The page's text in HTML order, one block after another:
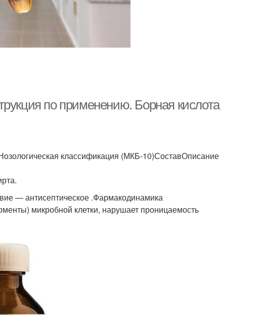
по применению. Борная кислота
классификация (МКБ-10)СоставОписание
— антисептическое .Фармакодинамика
микробной клетки, нарушает проницаемость